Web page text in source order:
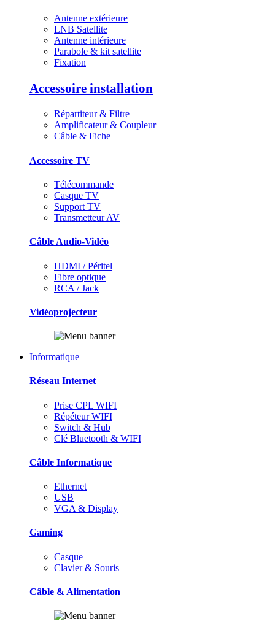
Antenne extérieure
LNB Satellite
Antenne intérieure
Parabole & kit satellite
Fixation
Accessoire installation
Répartiteur & Filtre
Amplificateur & Coupleur
Câble & Fiche
Accessoire TV
Télécommande
Casque TV
Support TV
Transmetteur AV
Câble Audio-Vidéo
HDMI / Péritel
Fibre optique
RCA / Jack
Vidéoprojecteur
Informatique
Réseau Internet
Prise CPL WIFI
Répéteur WIFI
Switch & Hub
Clé Bluetooth & WIFI
Câble Informatique
Ethernet
USB
VGA & Display
Gaming
Casque
Clavier & Souris
Câble & Alimentation